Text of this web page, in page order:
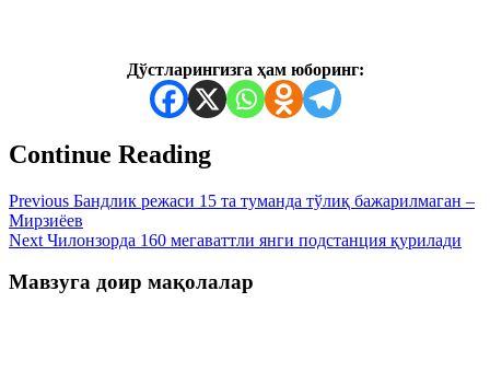
Дўстларингизга ҳам юборинг:
Continue Reading
Previous Бандлик режаси 15 та туманда тўлиқ бажарилмаган –
Мирзиёев
Next Чилонзорда 160 мегаваттли янги подстанция қурилади
Мавзуга доир мақолалар